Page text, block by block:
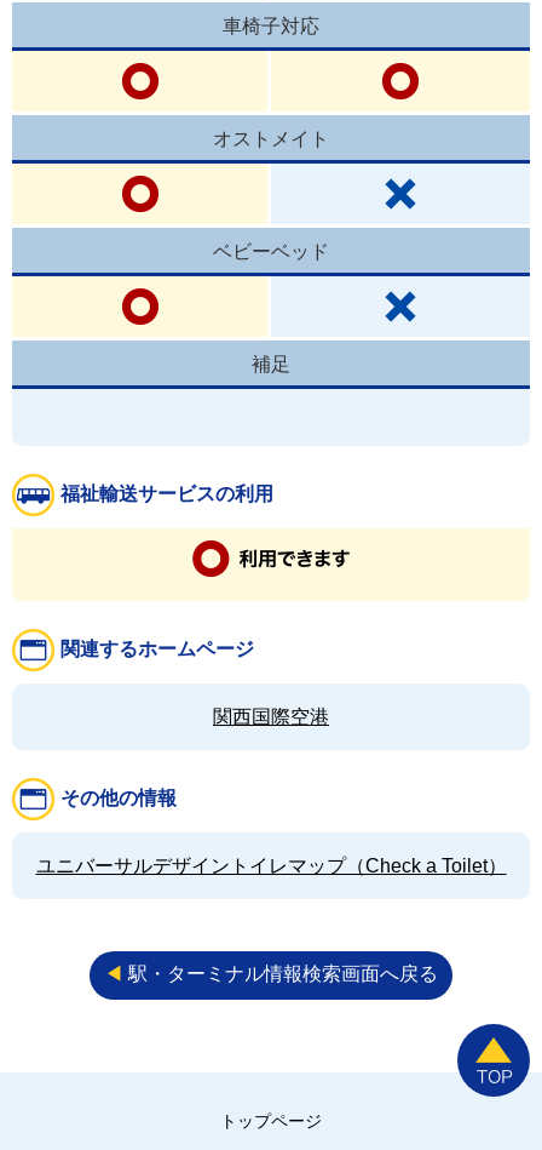
車椅子対応
オストメイト
ベビーベッド
補足
福祉輸送サービスの利用
関連するホームページ
関西国際空港
その他の情報
ユニバーサルデザイントイレマップ（Check a Toilet）
◀︎ 駅・ターミナル情報検索画面へ戻る
トップページ